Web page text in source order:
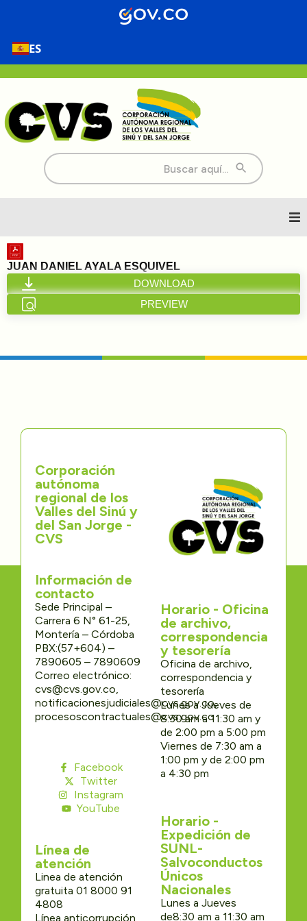
ES
Buscar:
Inicio
Nosotros
Transparencia
Participa
Trámites y Servicios
Contáctenos
JUAN DANIEL AYALA ESQUIVEL
DOWNLOAD
PREVIEW
Corporación
autónoma
regional de los
Valles del Sinú y
del San Jorge -
CVS
Información de
contacto
Sede Principal –
Carrera 6 N° 61-25,
Montería – Córdoba
PBX:(57+604) –
7890605 – 7890609
Correo electrónico:
cvs@cvs.gov.co,
notificacionesjudiciales@cvs.gov.co,
procesoscontractuales@cvs.gov.co
Facebook
Twitter
Instagram
YouTube
Línea de
atención
Linea de atención
gratuita 01 8000 91
4808
Línea anticorrupción
Horario - Oficina
de archivo,
correspondencia
y tesorería
Oficina de archivo,
correspondencia y
tesorería
Lunes a Jueves de
8:30 am a 11:30 am y
de 2:00 pm a 5:00 pm
Viernes de 7:30 am a
1:00 pm y de 2:00 pm
a 4:30 pm
Horario -
Expedición de
SUNL-
Salvoconductos
Únicos
Nacionales
Lunes a Jueves
de8:30 am a 11:30 am